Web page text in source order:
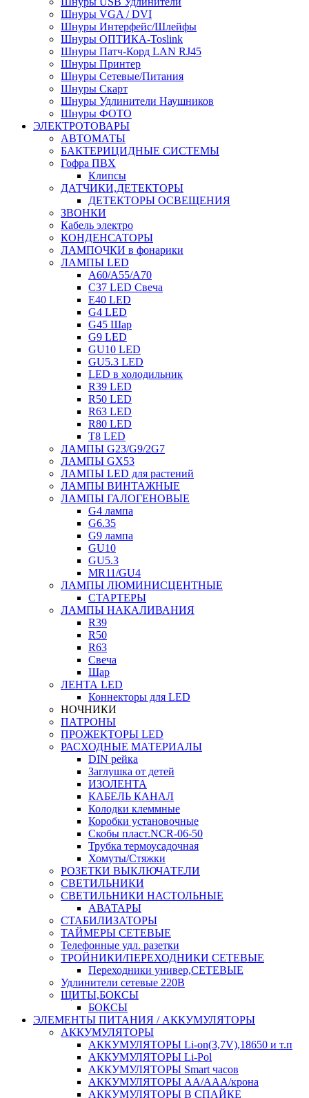
Шнуры VGA / DVI
Шнуры Интерфейс/Шлейфы
Шнуры ОПТИКА-Toslink
Шнуры Патч-Корд LAN RJ45
Шнуры Принтер
Шнуры Сетевые/Питания
Шнуры Скарт
Шнуры Удлинители Наушников
Шнуры ФОТО
ЭЛЕКТРОТОВАРЫ
АВТОМАТЫ
БАКТЕРИЦИДНЫЕ СИСТЕМЫ
Гофра ПВХ
Клипсы
ДАТЧИКИ,ДЕТЕКТОРЫ
ДЕТЕКТОРЫ ОСВЕЩЕНИЯ
ЗВОНКИ
Кабель электро
КОНДЕНСАТОРЫ
ЛАМПОЧКИ в фонарики
ЛАМПЫ LED
A60/A55/A70
C37 LED Свеча
E40 LED
G4 LED
G45 Шар
G9 LED
GU10 LED
GU5.3 LED
LED в холодильник
R39 LED
R50 LED
R63 LED
R80 LED
T8 LED
ЛАМПЫ G23/G9/2G7
ЛАМПЫ GX53
ЛАМПЫ LED для растений
ЛАМПЫ ВИНТАЖНЫЕ
ЛАМПЫ ГАЛОГЕНОВЫЕ
G4 лампа
G6.35
G9 лампа
GU10
GU5.3
MR11/GU4
ЛАМПЫ ЛЮМИНИСЦЕНТНЫЕ
СТАРТЕРЫ
ЛАМПЫ НАКАЛИВАНИЯ
R39
R50
R63
Свеча
Шар
ЛЕНТА LED
Коннекторы для LED
НОЧНИКИ
ПАТРОНЫ
ПРОЖЕКТОРЫ LED
РАСХОДНЫЕ МАТЕРИАЛЫ
DIN рейка
Заглушка от детей
ИЗОЛЕНТА
КАБЕЛЬ КАНАЛ
Колодки клеммные
Коробки установочные
Скобы пласт.NCR-06-50
Трубка термоусадочная
Хомуты/Стяжки
РОЗЕТКИ ВЫКЛЮЧАТЕЛИ
СВЕТИЛЬНИКИ
СВЕТИЛЬНИКИ НАСТОЛЬНЫЕ
АВАТАРЫ
СТАБИЛИЗАТОРЫ
ТАЙМЕРЫ СЕТЕВЫЕ
Телефонные удл. разетки
ТРОЙНИКИ/ПЕРЕХОДНИКИ СЕТЕВЫЕ
Переходники универ,СЕТЕВЫЕ
Удлинители сетевые 220В
ЩИТЫ,БОКСЫ
БОКСЫ
ЭЛЕМЕНТЫ ПИТАНИЯ / АККУМУЛЯТОРЫ
АККУМУЛЯТОРЫ
АККУМУЛЯТОРЫ Li-on(3,7V),18650 и т.п
АККУМУЛЯТОРЫ Li-Pol
АККУМУЛЯТОРЫ Smart часов
АККУМУЛЯТОРЫ АА/ААА/крона
АККУМУЛЯТОРЫ В СПАЙКЕ